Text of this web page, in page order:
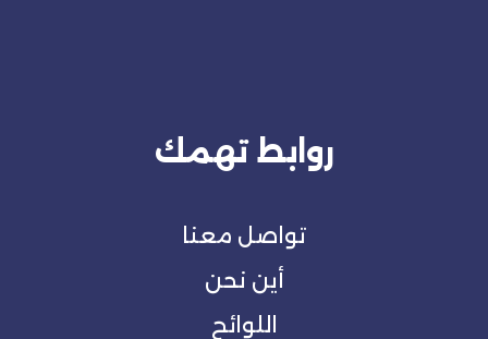
روابط تهمك
تواصل معنا
أين نحن
اللوائح